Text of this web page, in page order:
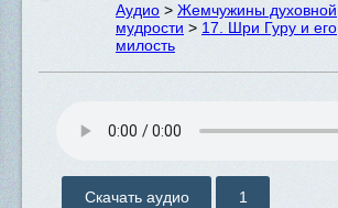
Аудио > Жемчужины духовной
мудрости > 17. Шри Гуру и его
милость
Скачать аудио 1